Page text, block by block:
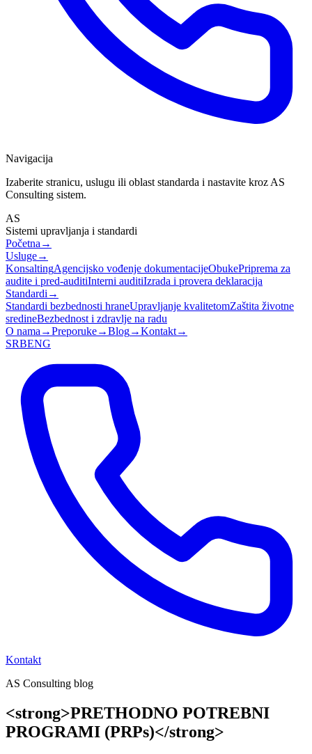
Navigacija
Izaberite stranicu, uslugu ili oblast standarda i nastavite kroz AS
Consulting sistem.
AS
Sistemi upravljanja i standardi
Početna →
Usluge→
KonsaltingAgencijsko vođenje dokumentacijeObukePriprema za
audite i pred-auditiInterni auditiIzrada i provera deklaracija
Standardi →
Standardi bezbednosti hraneUpravljanje kvalitetomZaštita životne
sredineBezbednost i zdravlje na radu
O nama →Preporuke→Blog→Kontakt→
SRBENG
Kontakt
AS Consulting blog
<strong>PRETHODNO POTREBNI
PROGRAMI (PRPs)</strong>